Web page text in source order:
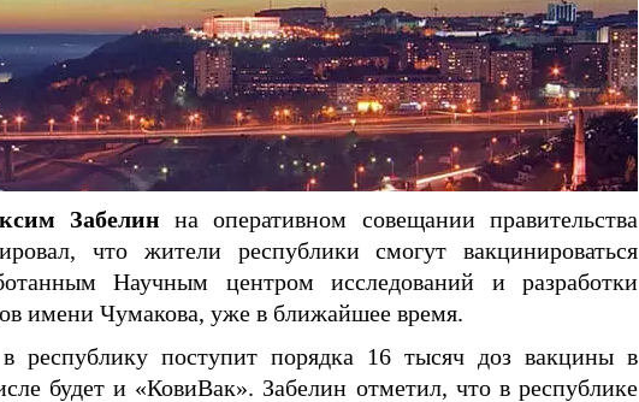
Забелин на оперативном совещании правительства
что жители республики смогут вакцинироваться
Научным центром исследований и разработки
имени Чумакова, уже в ближайшее время.
республику поступит порядка 16 тысяч доз вакцины в
будет и «КовиВак». Забелин отметил, что в республике